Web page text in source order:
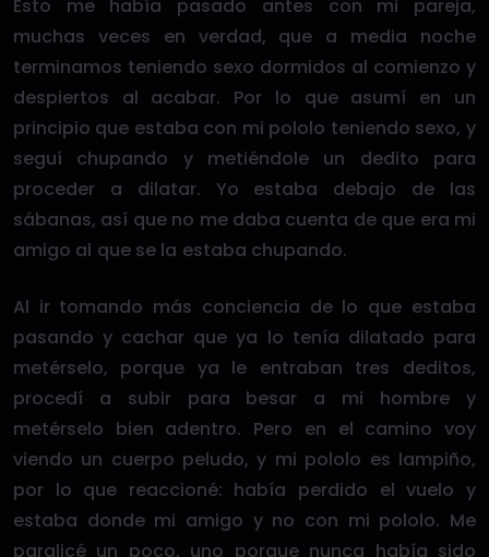
Esto me había pasado antes con mi pareja,
muchas veces en verdad, que a media noche
terminamos teniendo sexo dormidos al comienzo y
despiertos al acabar. Por lo que asumí en un
principio que estaba con mi pololo teniendo sexo, y
seguí chupando y metiéndole un dedito para
proceder a dilatar. Yo estaba debajo de las
sábanas, así que no me daba cuenta de que era mi
amigo al que se la estaba chupando.
Al ir tomando más conciencia de lo que estaba
pasando y cachar que ya lo tenía dilatado para
metérselo, porque ya le entraban tres deditos,
procedí a subir para besar a mi hombre y
metérselo bien adentro. Pero en el camino voy
viendo un cuerpo peludo, y mi pololo es lampiño,
por lo que reaccioné: había perdido el vuelo y
estaba donde mi amigo y no con mi pololo. Me
paralicé un poco, uno porque nunca había sido